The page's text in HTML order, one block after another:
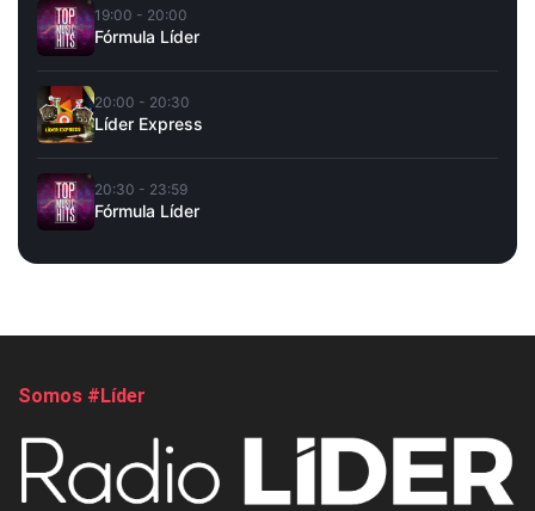
19:00 - 20:00
Fórmula Líder
20:00 - 20:30
Líder Express
20:30 - 23:59
Fórmula Líder
Somos #Líder